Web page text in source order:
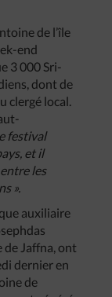
de l’île
end
3 000 Sri-
dont de
clergé local.
festival
et il
les
».
auxiliaire
de Jaffna, ont
dernier en
de